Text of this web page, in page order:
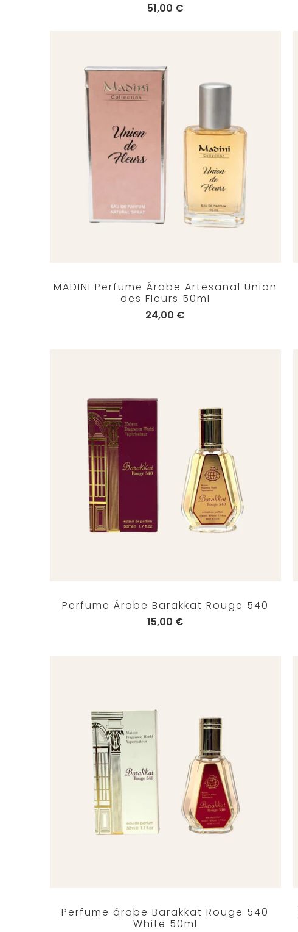
51,00 €
MADINI Perfume Árabe Artesanal Union
des Fleurs 50ml
24,00 €
Perfume Árabe Barakkat Rouge 540
15,00 €
Perfume árabe Barakkat Rouge 540
White 50ml